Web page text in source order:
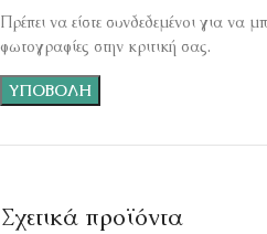
Πρέπει να είστε συνδεδεμένοι για να
φωτογραφίες στην κριτική σας.
Σχετικά προϊόντα